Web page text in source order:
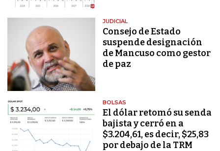
JUDICIAL
Consejo de Estado
suspende designación
de Mancuso como gestor
de paz
BOLSAS
El dólar retomó su senda
bajista y cerró en a
$3.204,61, es decir, $25,83
por debajo de la TRM